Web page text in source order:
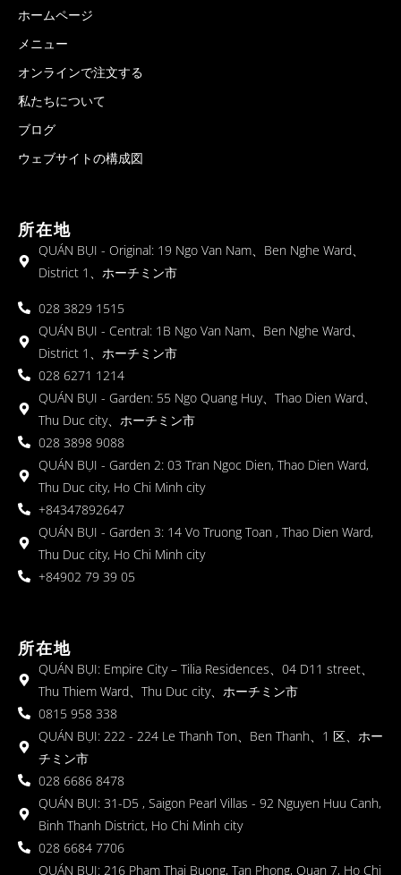
ホームページ
メニュー
オンラインで注文する
私たちについて
ブログ
ウェブサイトの構成図
所在地
QUÁN BỤI - Original: 19 Ngo Van Nam、Ben Nghe Ward、
District 1、ホーチミン市
028 3829 1515
QUÁN BỤI - Central: 1B Ngo Van Nam、Ben Nghe Ward、
District 1、ホーチミン市
028 6271 1214
QUÁN BỤI - Garden: 55 Ngo Quang Huy、Thao Dien Ward、
Thu Duc city、ホーチミン市
028 3898 9088
QUÁN BỤI - Garden 2: 03 Tran Ngoc Dien, Thao Dien Ward,
Thu Duc city, Ho Chi Minh city
+84347892647
QUÁN BỤI - Garden 3: 14 Vo Truong Toan , Thao Dien Ward,
Thu Duc city, Ho Chi Minh city
+84902 79 39 05
所在地
QUÁN BỤI: Empire City – Tilia Residences、04 D11 street、
Thu Thiem Ward、Thu Duc city、ホーチミン市
0815 958 338
QUÁN BỤI: 222 - 224 Le Thanh Ton、Ben Thanh、1 区、ホー
チミン市
028 6686 8478
QUÁN BỤI: 31-D5 , Saigon Pearl Villas - 92 Nguyen Huu Canh,
Binh Thanh District, Ho Chi Minh city
028 6684 7706
QUÁN BỤI: 216 Pham Thai Buong, Tan Phong, Quan 7, Ho Chi